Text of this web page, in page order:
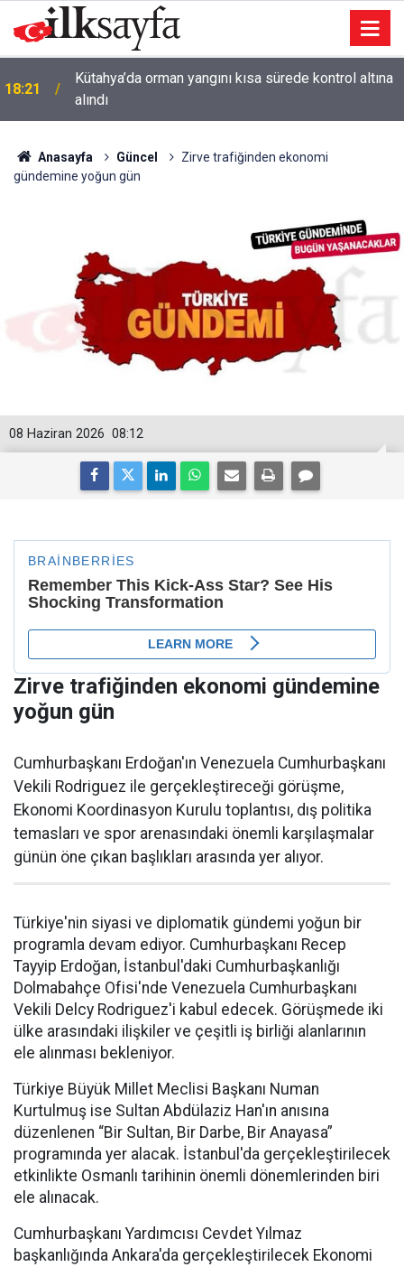
18:21
Kütahya’da orman yangını kısa sürede kontrol altına
alındı
Anasayfa Güncel
Zirve trafiğinden ekonomi
gündemine yoğun gün
08:12
08 Haziran 2026
Zirve trafiğinden ekonomi gündemine
yoğun gün
Cumhurbaşkanı Erdoğan'ın Venezuela Cumhurbaşkanı
Vekili Rodriguez ile gerçekleştireceği görüşme,
Ekonomi Koordinasyon Kurulu toplantısı, dış politika
temasları ve spor arenasındaki önemli karşılaşmalar
günün öne çıkan başlıkları arasında yer alıyor.
Türkiye'nin siyasi ve diplomatik gündemi yoğun bir
programla devam ediyor. Cumhurbaşkanı Recep
Tayyip Erdoğan, İstanbul'daki Cumhurbaşkanlığı
Dolmabahçe Ofisi'nde Venezuela Cumhurbaşkanı
Vekili Delcy Rodriguez'i kabul edecek. Görüşmede iki
ülke arasındaki ilişkiler ve çeşitli iş birliği alanlarının
ele alınması bekleniyor.
Türkiye Büyük Millet Meclisi Başkanı Numan
Kurtulmuş ise Sultan Abdülaziz Han'ın anısına
düzenlenen “Bir Sultan, Bir Darbe, Bir Anayasa”
programında yer alacak. İstanbul'da gerçekleştirilecek
etkinlikte Osmanlı tarihinin önemli dönemlerinden biri
ele alınacak.
Cumhurbaşkanı Yardımcısı Cevdet Yılmaz
başkanlığında Ankara'da gerçekleştirilecek Ekonomi